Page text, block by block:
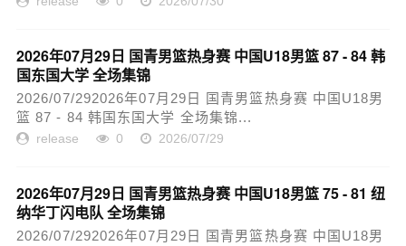
2026年07月29日 国青男篮热身赛 中国U18男篮 87 - 84 韩
国东国大学 全场集锦
2026/07/292026年07月29日 国青男篮热身赛 中国U18男
篮 87 - 84 韩国东国大学 全场集锦...
release 0 2026/07/29
2026年07月29日 国青男篮热身赛 中国U18男篮 75 - 81 纽
纳华丁闪电队 全场集锦
2026/07/292026年07月29日 国青男篮热身赛 中国U18男